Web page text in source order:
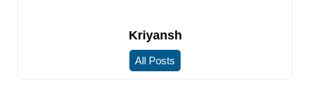
Kriyansh
All Posts